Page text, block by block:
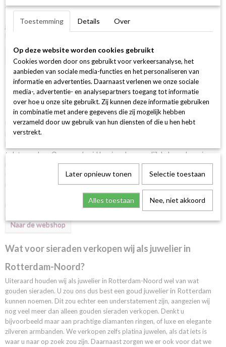
zonder zorgen bij ons terecht voor hangers, colliers, kettingen,
juwelen, bij dé juwelier van Rotterdam-Noord bent u gegarandeerd aan
Bekijk producten
Reparatie en ontwerp bij de juwelier in
Rotterdam-Noord
Uiteraard hebben wij vele prachtige juwelen voor u klaar liggen, maar het
kan zijn dat het perfecte sieraad er voor u toch nog niet tussen zit.
te laten maken. Onze goudsmid kan juwelen namelijk helemaal precies
naar uw smaak ontwerpen en deze vervolgens maken. Zo heeft u
uiteindelijk niet alleen een juweel dat perfect bij u past, maar is het ook
nog eens een uniek sieraad. Voor reparaties van uw sieraden kunt u ook
altijd bij ons komen. We zullen uw sieraden dan gemakkelijk en snel
repareren. Dan kunt u er zo snel mogelijk weer van genieten.
Naar de webshop
Wat voor sieraden verkopen wij als juwelier in
Rotterdam-Noord?
Uiteraard houden wij als juwelier in Rotterdam-Noord wel van wat
gouden sieraden. U zou ons dus best een goud juwelier in Rotterdam
kunnen noemen. Dit zou echter een understatement zijn, aangezien wij
nog veel meer dan alleen gouden sieraden verkopen. Denkt u
bijvoorbeeld maar aan prachtige diamanten ringen, of luxe en elegante
zilveren armbanden. We verkopen zelfs platina juwelen, als dat iets is
waar u naar op zoek zou zijn. Daarnaast zorgen we er ook voor dat we
Toestemming Details Over
Op deze website worden cookies gebruikt
Cookies worden door ons gebruikt voor verkeersanalyse, het
aanbieden van sociale media-functies en het personaliseren van
informatie en advertenties. Daarnaast verlenen we onze sociale
media-, advertentie- en analysepartners toegang tot informatie
over hoe u onze site gebruikt. Zij kunnen deze informatie gebruiken
in combinatie met andere gegevens die zij mogelijk hebben
verzameld door uw gebruik van hun diensten of die u hen hebt
verstrekt.
Later opnieuw tonen Selectie toestaan
Alles toestaan Nee, niet akkoord